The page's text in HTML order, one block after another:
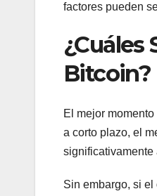
factores pueden
Bitcoin?
El mejor
a corto plazo, el
significativamente
Sin embargo, si